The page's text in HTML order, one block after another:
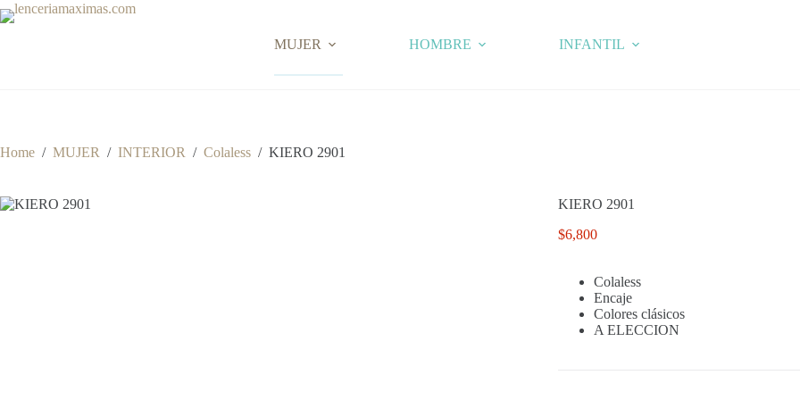
Skip
to
MUJER HOMBRE INFANTIL
Home / MUJER / INTERIOR / Colaless / KIERO 2901
KIERO 2901
$6,800
Colaless
Encaje
Colores clásicos
A ELECCION